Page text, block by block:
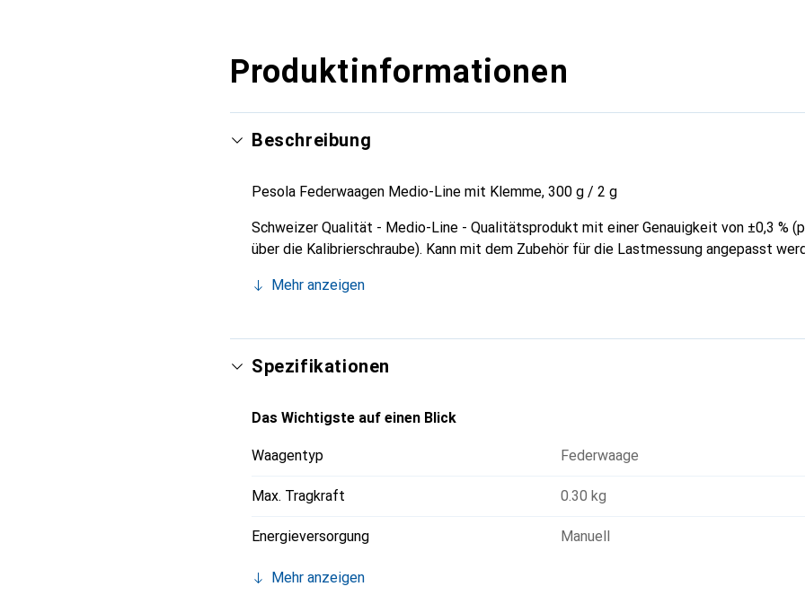
Produktinformationen
Beschreibung
Pesola Federwaagen Medio-Line mit Klemme, 300 g / 2 g
Schweizer Qualität - Medio-Line - Qualitätsprodukt mit einer Genauigkeit von ±0,3 %
über die Kalibrierschraube). Kann mit dem Zubehör für die Lastmessung angepasst
Mehr anzeigen
Spezifikationen
Das Wichtigste auf einen Blick
Waagentyp Federwaage
Max. Tragkraft 0.30 kg
Energieversorgung Manuell
Mehr anzeigen